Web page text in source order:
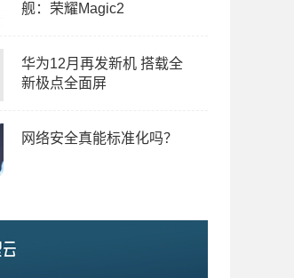
舰：荣耀Magic2
华为12月再发新机 搭载全
新极点全面屏
网络安全真能标准化吗？